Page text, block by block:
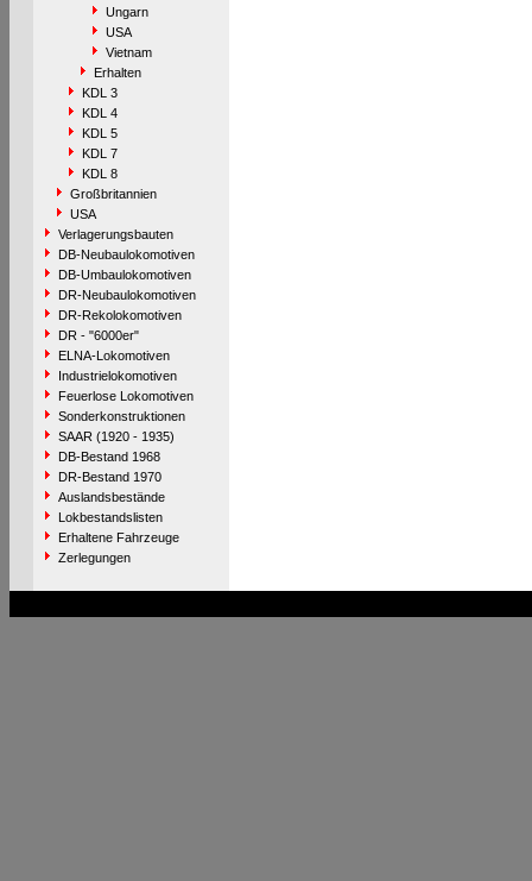
Ungarn
USA
Vietnam
Erhalten
KDL 3
KDL 4
KDL 5
KDL 7
KDL 8
Großbritannien
USA
Verlagerungsbauten
DB-Neubaulokomotiven
DB-Umbaulokomotiven
DR-Neubaulokomotiven
DR-Rekolokomotiven
DR - "6000er"
ELNA-Lokomotiven
Industrielokomotiven
Feuerlose Lokomotiven
Sonderkonstruktionen
SAAR (1920 - 1935)
DB-Bestand 1968
DR-Bestand 1970
Auslandsbestände
Lokbestandslisten
Erhaltene Fahrzeuge
Zerlegungen